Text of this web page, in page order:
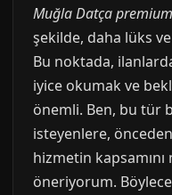
Muğla Datça
şekilde, daha lüks
Bu noktada,
iyice okumak ve
önemli. Ben, bu tür
isteyenlere,
hizmetin
öneriyorum.